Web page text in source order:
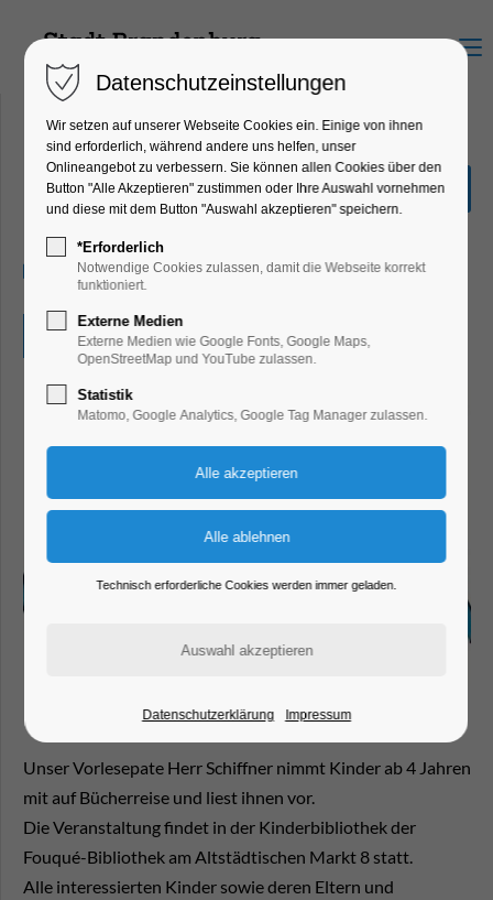
Menu
Kolumbus auf Bücherreise
Ferienkalender, Kinder, Jugend, Lesung
24.04.2025, 16:00–17:00
Eintritt frei
Unser Vorlesepate Herr Schiffner nimmt Kinder ab 4 Jahren
mit auf Bücherreise und liest ihnen vor.
Die Veranstaltung findet in der Kinderbibliothek der
Fouqué-Bibliothek am Altstädtischen Markt 8 statt.
Alle interessierten Kinder sowie deren Eltern und
Datenschutzeinstellungen
Wir setzen auf unserer Webseite Cookies ein. Einige von ihnen
sind erforderlich, während andere uns helfen, unser
Onlineangebot zu verbessern. Sie können allen Cookies über den
Button "Alle Akzeptieren" zustimmen oder Ihre Auswahl vornehmen
und diese mit dem Button "Auswahl akzeptieren" speichern.
*Erforderlich
Notwendige Cookies zulassen, damit die Webseite korrekt
funktioniert.
Externe Medien
Externe Medien wie Google Fonts, Google Maps,
OpenStreetMap und YouTube zulassen.
Statistik
Matomo, Google Analytics, Google Tag Manager zulassen.
Technisch erforderliche Cookies werden immer geladen.
Datenschutzerklärung Impressum